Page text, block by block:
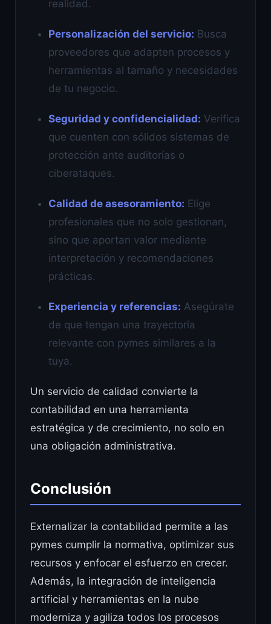
realidad.
Personalización del servicio: Busca
proveedores que adapten procesos y
herramientas al tamaño y necesidades
de tu negocio.
Seguridad y confidencialidad: Verifica
que cuenten con sólidos sistemas de
protección ante auditorías o
ciberataques.
Calidad de asesoramiento: Elige
profesionales que no solo gestionan,
sino que aportan valor mediante
interpretación y recomendaciones
prácticas.
Experiencia y referencias: Asegúrate
de que tengan una trayectoria
relevante con pymes similares a la
tuya.
Un servicio de calidad convierte la
contabilidad en una herramienta
estratégica y de crecimiento, no solo en
una obligación administrativa.
Conclusión
Externalizar la contabilidad permite a las
pymes cumplir la normativa, optimizar sus
recursos y enfocar el esfuerzo en crecer.
Además, la integración de inteligencia
artificial y herramientas en la nube
moderniza y agiliza todos los procesos